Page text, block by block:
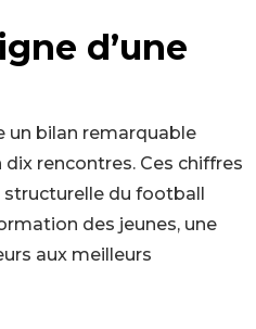
d’une
un bilan remarquable
rencontres. Ces chiffres
structurelle du football
des jeunes, une
aux meilleurs